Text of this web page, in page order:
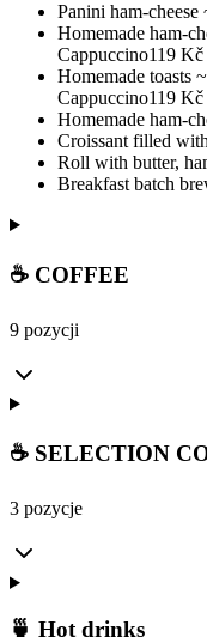
Panini ham-
Homemade ham-
Cappuccino119 Kč
Homemade toasts
Cappuccino119 Kč
Homemade ham-
Croissant filled
Roll with butter,
Breakfast batch
☕ COFFEE
9 pozycji
☕ SELECTION
3 pozycje
🍵 Hot drinks